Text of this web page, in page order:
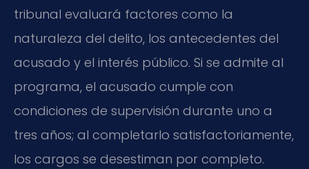
tribunal evaluará factores como la
naturaleza del delito, los antecedentes del
acusado y el interés público. Si se admite al
programa, el acusado cumple con
condiciones de supervisión durante uno a
tres años; al completarlo satisfactoriamente,
los cargos se desestiman por completo.